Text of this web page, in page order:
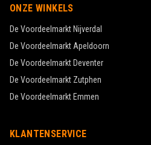
ONZE WINKELS
De Voordeelmarkt Nijverdal
De Voordeelmarkt Apeldoorn
De Voordeelmarkt Deventer
De Voordeelmarkt Zutphen
De Voordeelmarkt Emmen
KLANTENSERVICE